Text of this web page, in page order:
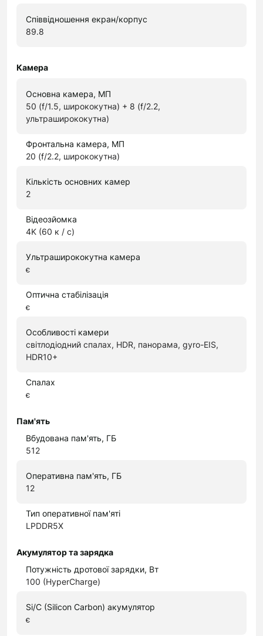
Співвідношення екран/корпус
89.8
Камера
Основна камера, МП
50 (f/1.5, ширококутна) + 8 (f/2.2,
ультраширококутна)
Фронтальна камера, МП
20 (f/2.2, ширококутна)
Кількість основних камер
2
Відеозйомка
4K (60 к / с)
Ультраширококутна камера
є
Оптична стабілізація
є
Особливості камери
світлодіодний спалах, HDR, панорама, gyro-EIS,
HDR10+
Спалах
є
Пам'ять
Вбудована пам'ять, ГБ
512
Оперативна пам'ять, ГБ
12
Тип оперативної пам'яті
LPDDR5X
Акумулятор та зарядка
Потужність дротової зарядки, Вт
100 (HyperCharge)
Si/C (Silicon Carbon) акумулятор
є